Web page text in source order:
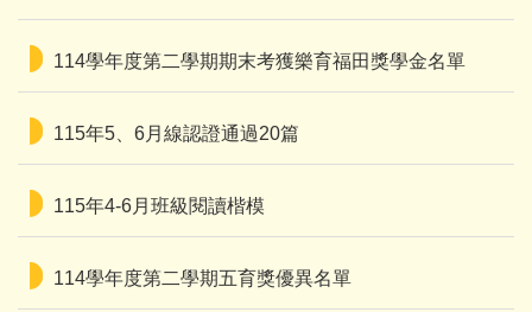
114學年度第二學期期末考獲樂育福田獎學金名單
115年5、6月線認證通過20篇
115年4-6月班級閱讀楷模
114學年度第二學期五育獎優異名單